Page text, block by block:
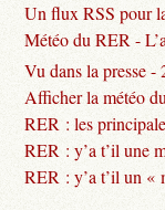
Un flux RSS pour
Météo du RER -
Vu dans la presse -
Afficher la météo
RER : les
RER : y’a t’il une
RER : y’a t’il un «